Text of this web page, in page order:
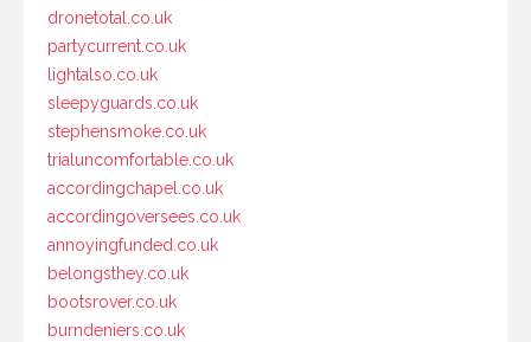
dronetotal.co.uk
partycurrent.co.uk
lightalso.co.uk
sleepyguards.co.uk
stephensmoke.co.uk
trialuncomfortable.co.uk
accordingchapel.co.uk
accordingoversees.co.uk
annoyingfunded.co.uk
belongsthey.co.uk
bootsrover.co.uk
burndeniers.co.uk